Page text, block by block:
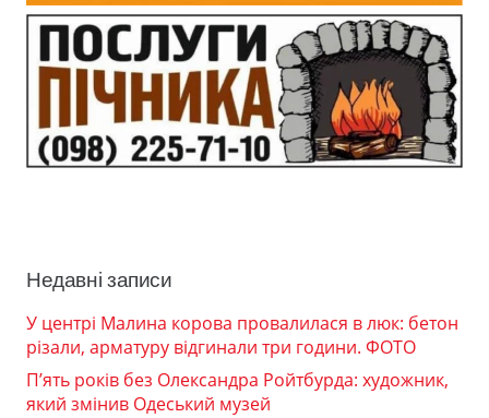
Недавні записи
У центрі Малина корова провалилася в люк: бетон
різали, арматуру відгинали три години. ФОТО
П’ять років без Олександра Ройтбурда: художник,
який змінив Одеський музей